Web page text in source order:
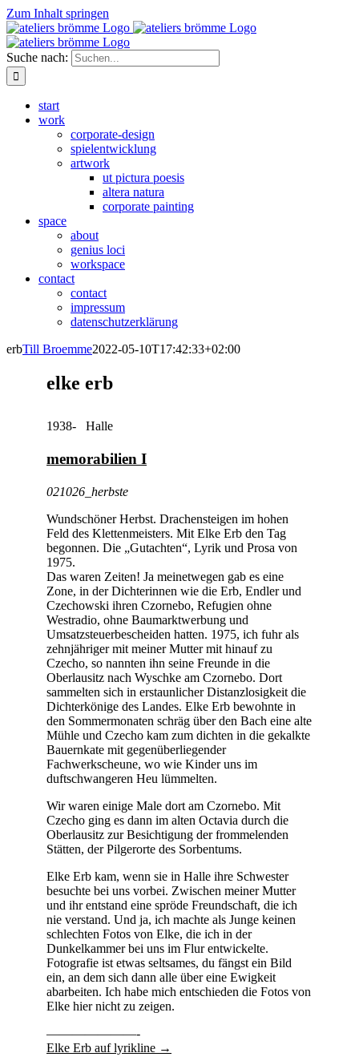
Zum Inhalt springen
Suche nach:
start
work
corporate-design
spielentwicklung
artwork
ut pictura poesis
altera natura
corporate painting
space
about
genius loci
workspace
contact
contact
impressum
datenschutzerklärung
erbTill Broemme2022-05-10T17:42:33+02:00
elke erb
1938- Halle
memorabilien I
021026_herbste
Wundschöner Herbst. Drachensteigen im hohen
Feld des Klettenmeisters. Mit Elke Erb den Tag
begonnen. Die „Gutachten“, Lyrik und Prosa von
1975.
Das waren Zeiten! Ja meinetwegen gab es eine
Zone, in der Dichterinnen wie die Erb, Endler und
Czechowski ihren Czornebo, Refugien ohne
Westradio, ohne Baumarktwerbung und
Umsatzsteuerbescheiden hatten. 1975, ich fuhr als
zehnjähriger mit meiner Mutter mit hinauf zu
Czecho, so nannten ihn seine Freunde in die
Oberlausitz nach Wyschke am Czornebo. Dort
sammelten sich in erstaunlicher Distanzlosigkeit die
Dichterkönige des Landes. Elke Erb bewohnte in
den Sommermonaten schräg über den Bach eine alte
Mühle und Czecho kam zum dichten in die gekalkte
Bauernkate mit gegenüberliegender
Fachwerkscheune, wo wie Kinder uns im
duftschwangeren Heu lümmelten.
Wir waren einige Male dort am Czornebo. Mit
Czecho ging es dann im alten Octavia durch die
Oberlausitz zur Besichtigung der frommelenden
Stätten, der Pilgerorte des Sorbentums.
Elke Erb kam, wenn sie in Halle ihre Schwester
besuchte bei uns vorbei. Zwischen meiner Mutter
und ihr entstand eine spröde Freundschaft, die ich
nie verstand. Und ja, ich machte als Junge keinen
schlechten Fotos von Elke, die ich in der
Dunkelkammer bei uns im Flur entwickelte.
Fotografie ist etwas seltsames, du fängst ein Bild
ein, an dem sich dann alle über eine Ewigkeit
abarbeiten. Ich habe mich entschieden die Fotos von
Elke hier nicht zu zeigen.
———————-
Elke Erb auf lyrikline →